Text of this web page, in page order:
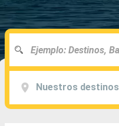
Nuestros destinos